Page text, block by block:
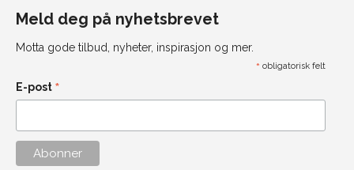
Meld deg på nyhetsbrevet
Motta gode tilbud, nyheter, inspirasjon og mer.
* obligatorisk felt
E-post *